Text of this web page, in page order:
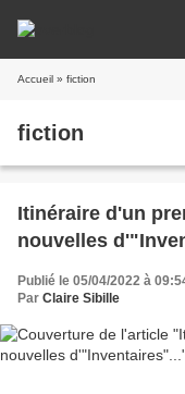
Accueil » fiction
fiction
Itinéraire d'un
nouvelles
Publié le 05/04/2022 à
Par Claire Sibille